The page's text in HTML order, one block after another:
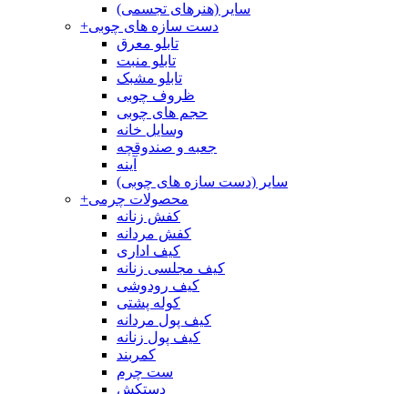
سایر (هنرهای تجسمی)
+دست سازه های چوبی
تابلو معرق
تابلو منبت
تابلو مشبک
ظروف چوبی
حجم های چوبی
وسایل خانه
جعبه و صندوقچه
آینه
سایر (دست سازه های چوبی)
+محصولات چرمی
کفش زنانه
کفش مردانه
کیف اداری
کیف مجلسی زنانه
کیف رودوشی
کوله پشتی
کیف پول مردانه
کیف پول زنانه
کمربند
ست چرم
دستکش